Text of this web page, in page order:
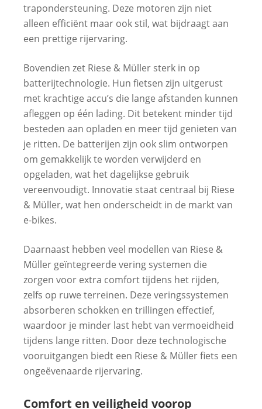
trapondersteuning. Deze motoren zijn niet
alleen efficiënt maar ook stil, wat bijdraagt aan
een prettige rijervaring.
Bovendien zet Riese & Müller sterk in op
batterijtechnologie. Hun fietsen zijn uitgerust
met krachtige accu’s die lange afstanden kunnen
afleggen op één lading. Dit betekent minder tijd
besteden aan opladen en meer tijd genieten van
je ritten. De batterijen zijn ook slim ontworpen
om gemakkelijk te worden verwijderd en
opgeladen, wat het dagelijkse gebruik
vereenvoudigt. Innovatie staat centraal bij Riese
& Müller, wat hen onderscheidt in de markt van
e-bikes.
Daarnaast hebben veel modellen van Riese &
Müller geïntegreerde vering systemen die
zorgen voor extra comfort tijdens het rijden,
zelfs op ruwe terreinen. Deze veringssystemen
absorberen schokken en trillingen effectief,
waardoor je minder last hebt van vermoeidheid
tijdens lange ritten. Door deze technologische
vooruitgangen biedt een Riese & Müller fiets een
ongeëvenaarde rijervaring.
Comfort en veiligheid voorop